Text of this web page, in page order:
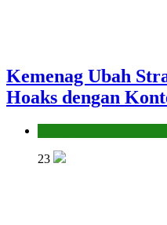
Kemenag Ubah
Hoaks dengan
23